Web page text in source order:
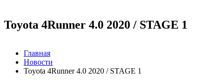
Главная
Новости
Toyota 4Runner 4.0 2020 / STAGE 1
Toyota 4Runner 4.0 2020 / STAGE 1